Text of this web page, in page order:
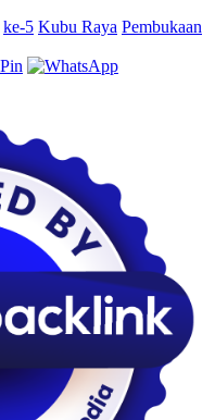
ke-5 Kubu Raya Pembukaan